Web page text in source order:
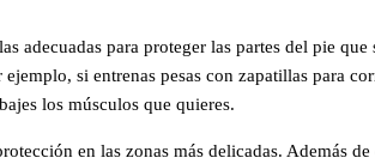
para proteger las partes del pie
si entrenas pesas con zapatillas para
los músculos que quieres.
en las zonas más delicadas. Además